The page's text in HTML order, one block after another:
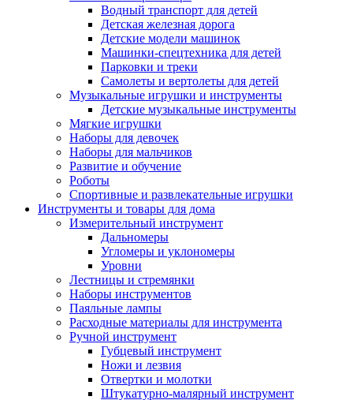
Водный транспорт для детей
Детская железная дорога
Детские модели машинок
Машинки-спецтехника для детей
Парковки и треки
Самолеты и вертолеты для детей
Музыкальные игрушки и инструменты
Детские музыкальные инструменты
Мягкие игрушки
Наборы для девочек
Наборы для мальчиков
Развитие и обучение
Роботы
Спортивные и развлекательные игрушки
Инструменты и товары для дома
Измерительный инструмент
Дальномеры
Угломеры и уклономеры
Уровни
Лестницы и стремянки
Наборы инструментов
Паяльные лампы
Расходные материалы для инструмента
Ручной инструмент
Губцевый инструмент
Ножи и лезвия
Отвертки и молотки
Штукатурно-малярный инструмент